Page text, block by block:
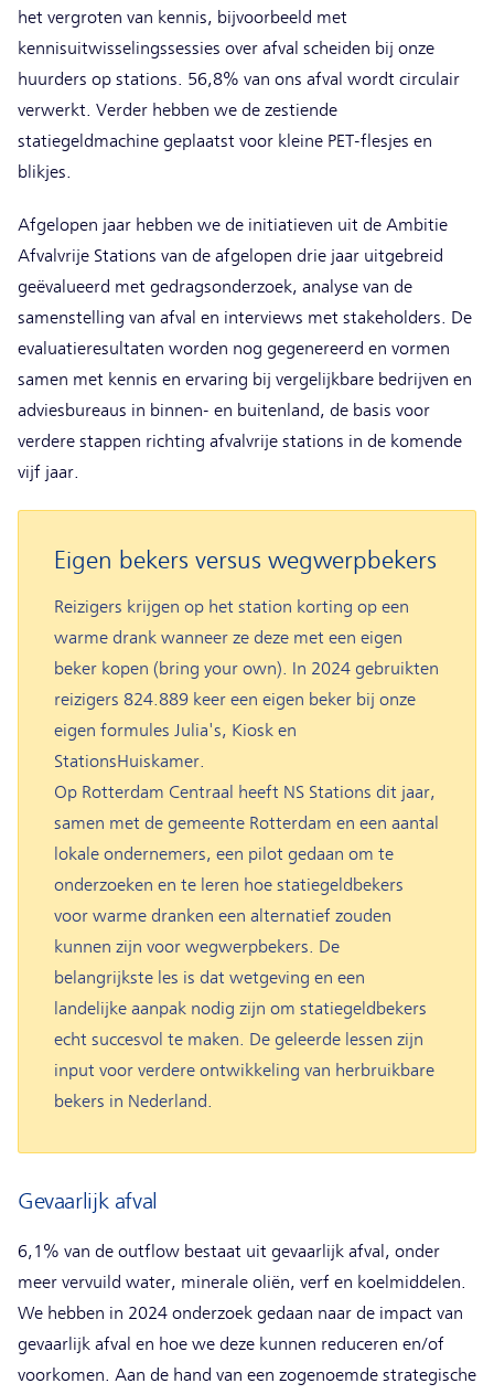
het vergroten van kennis, bijvoorbeeld met
kennisuitwisselingssessies over afval scheiden bij onze
huurders op stations. 56,8% van ons afval wordt circulair
verwerkt. Verder hebben we de zestiende
statiegeldmachine geplaatst voor kleine PET-flesjes en
blikjes.
Afgelopen jaar hebben we de initiatieven uit de Ambitie
Afvalvrije Stations van de afgelopen drie jaar uitgebreid
geëvalueerd met gedragsonderzoek, analyse van de
samenstelling van afval en interviews met stakeholders. De
evaluatieresultaten worden nog gegenereerd en vormen
samen met kennis en ervaring bij vergelijkbare bedrijven en
adviesbureaus in binnen- en buitenland, de basis voor
verdere stappen richting afvalvrije stations in de komende
vijf jaar.
Eigen bekers versus wegwerpbekers
Reizigers krijgen op het station korting op een
warme drank wanneer ze deze met een eigen
beker kopen (bring your own). In 2024 gebruikten
reizigers 824.889 keer een eigen beker bij onze
eigen formules Julia's, Kiosk en
StationsHuiskamer.
Op Rotterdam Centraal heeft NS Stations dit jaar,
samen met de gemeente Rotterdam en een aantal
lokale ondernemers, een pilot gedaan om te
onderzoeken en te leren hoe statiegeldbekers
voor warme dranken een alternatief zouden
kunnen zijn voor wegwerpbekers. De
belangrijkste les is dat wetgeving en een
landelijke aanpak nodig zijn om statiegeldbekers
echt succesvol te maken. De geleerde lessen zijn
input voor verdere ontwikkeling van herbruikbare
bekers in Nederland.
Gevaarlijk afval
6,1% van de outflow bestaat uit gevaarlijk afval, onder
meer vervuild water, minerale oliën, verf en koelmiddelen.
We hebben in 2024 onderzoek gedaan naar de impact van
gevaarlijk afval en hoe we deze kunnen reduceren en/of
voorkomen. Aan de hand van een zogenoemde strategische